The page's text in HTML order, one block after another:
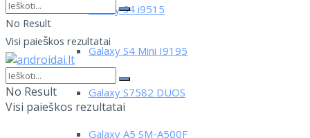
Galaxy S4 i9515
Galaxy S4 Mini I9195
Galaxy S7582 DUOS
No Result
Visi paieškos rezultatai
No Result
Visi paieškos rezultatai